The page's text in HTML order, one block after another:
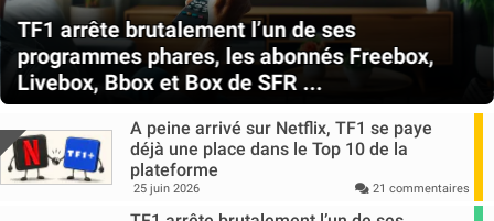
TF1 arrête brutalement l’un de ses
programmes phares, les abonnés Freebox,
Livebox, Bbox et Box de SFR ...
A peine arrivé sur Netflix, TF1 se paye
déjà une place dans le Top 10 de la
plateforme
25 juin 2026 21 commentaires